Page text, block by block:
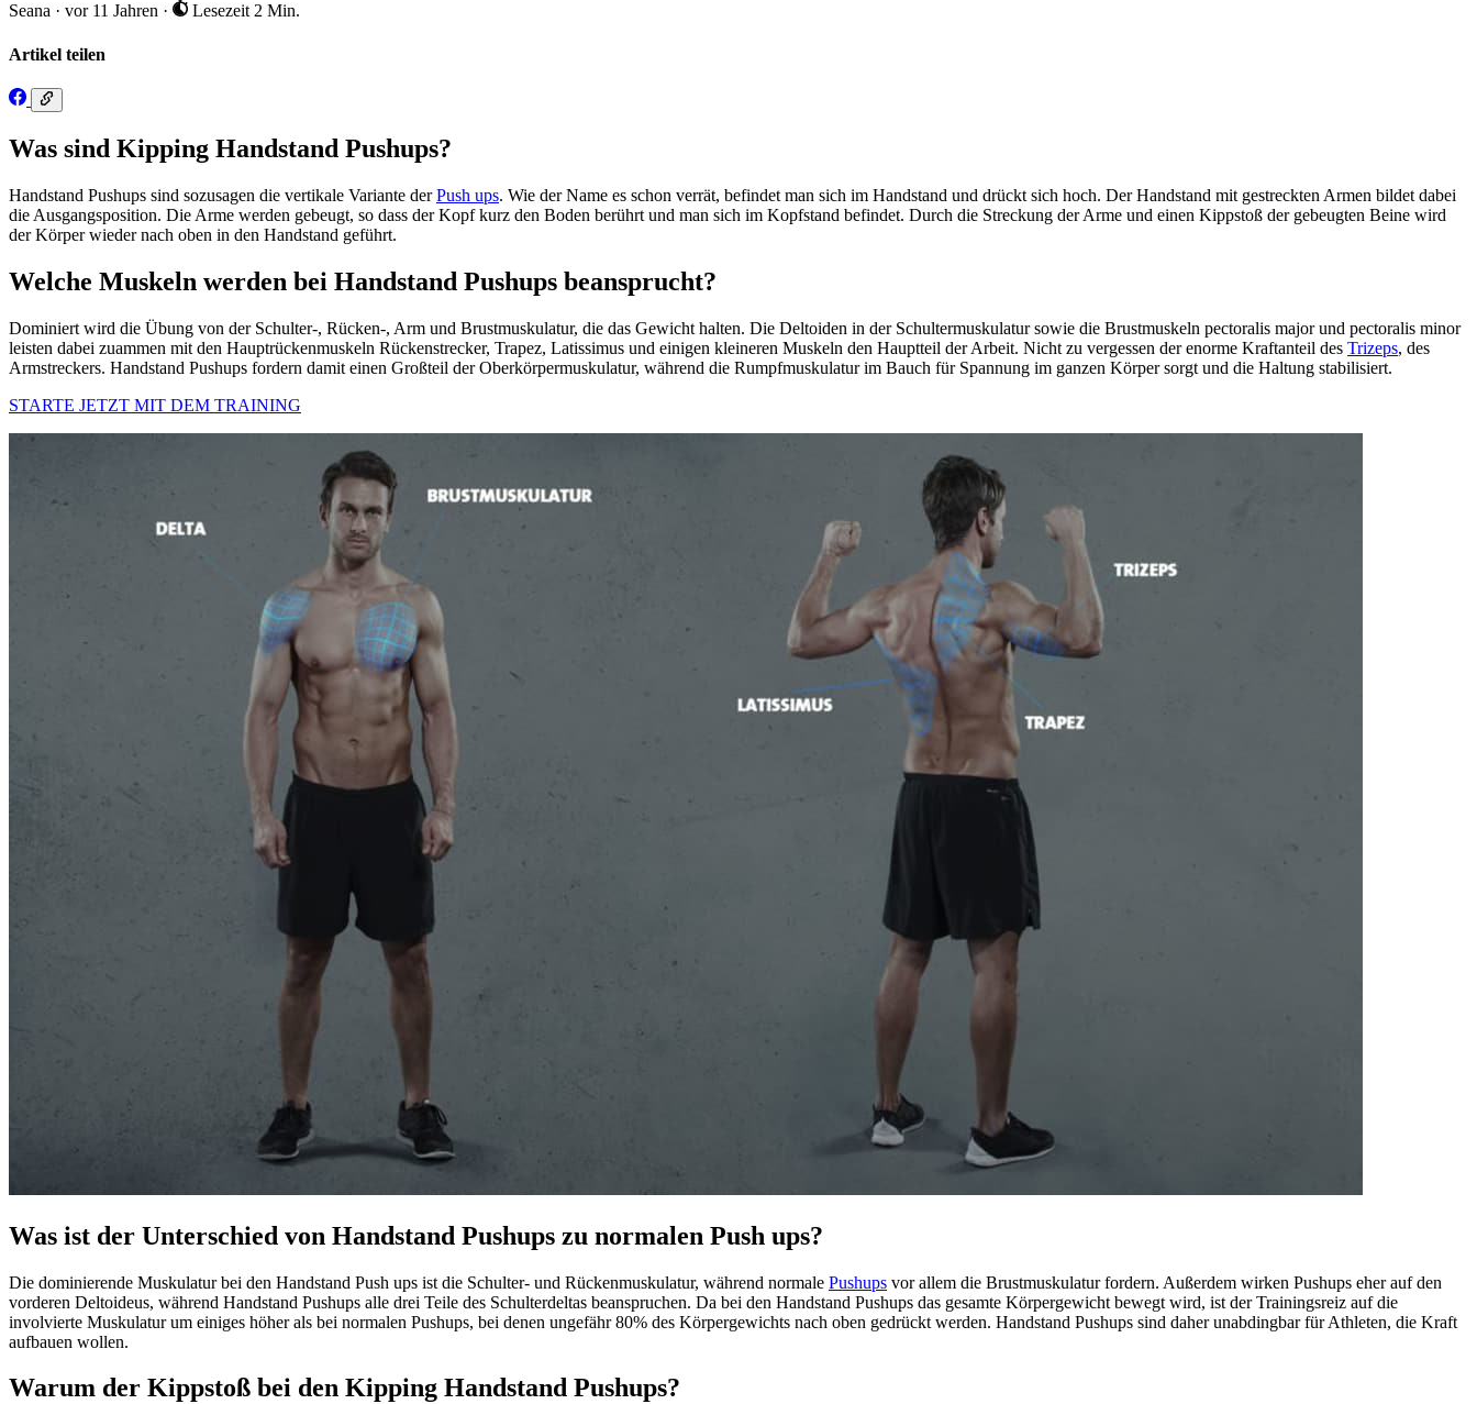
Seana · vor 11 Jahren · Lesezeit 2 Min.
Artikel teilen
Was sind Kipping Handstand Pushups?
Handstand Pushups sind sozusagen die vertikale Variante derPush ups. Wie der Name es schon verrät, befindet man sich im Handstand und drückt sich hoch. Der Handstand mit gestreckten Armen bildet dabei
die Ausgangsposition. Die Arme werden gebeugt, so dass der Kopf kurz den Boden berührt und man sich im Kopfstand befindet. Durch die Streckung der Arme und einen Kippstoß der gebeugten Beine wird
der Körper wieder nach oben in den Handstand geführt.
Welche Muskeln werden bei Handstand Pushups beansprucht?
Dominiert wird die Übung von der Schulter-, Rücken-, Arm und Brustmuskulatur, die das Gewicht halten. Die Deltoiden in der Schultermuskulatur sowie die Brustmuskeln pectoralis major und pectoralis minor
leisten dabei zuammen mit den Hauptrückenmuskeln Rückenstrecker, Trapez, Latissimus und einigen kleineren Muskeln den Hauptteil der Arbeit. Nicht zu vergessen der enorme Kraftanteil des Trizeps, des
Armstreckers. Handstand Pushups fordern damit einen Großteil der Oberkörpermuskulatur, während die Rumpfmuskulatur im Bauch für Spannung im ganzen Körper sorgt und die Haltung stabilisiert.
STARTE JETZT MIT DEM TRAINING
Was ist der Unterschied von Handstand Pushups zu normalen Push ups?
Die dominierende Muskulatur bei den Handstand Push ups ist die Schulter- und Rückenmuskulatur, während normale Pushups vor allem die Brustmuskulatur fordern. Außerdem wirken Pushups eher auf den
vorderen Deltoideus, während Handstand Pushups alle drei Teile des Schulterdeltas beanspruchen. Da bei den Handstand Pushups das gesamte Körpergewicht bewegt wird, ist der Trainingsreiz auf die
involvierte Muskulatur um einiges höher als bei normalen Pushups, bei denen ungefähr 80% des Körpergewichts nach oben gedrückt werden. Handstand Pushups sind daher unabdingbar für Athleten, die Kraft
aufbauen wollen.
Warum der Kippstoß bei den Kipping Handstand Pushups?